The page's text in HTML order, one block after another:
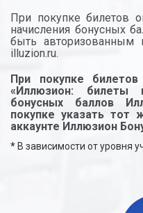
При покупке билетов
начисления бонусных
быть авторизованным
illuzion.ru.
При покупке
«Иллюзион: билеты
бонусных баллов
покупке указать тот
аккаунте Иллюзион
* В зависимости от уровня